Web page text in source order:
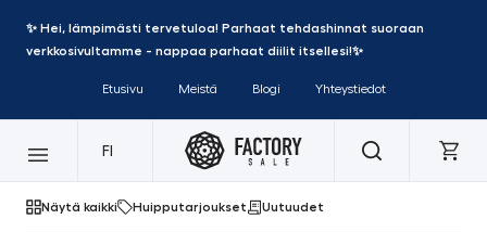
✨ Hei, lämpimästi tervetuloa! Parhaat tehdashinnat suoraan
verkkosivultamme - nappaa parhaat diilit itsellesi!✨
Etusivu Meistä Blogi Yhteystiedot
FI
Näytä kaikki Huipputarjoukset Uutuudet